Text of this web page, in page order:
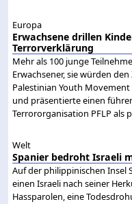
Europa
Erwachsene drillen
Terrorverklärung
Mehr als 100 junge
Erwachsener, sie würden
Palestinian Youth
und präsentierte einen
Terrororganisation PFLP als
Welt
Spanier bedroht Israeli
Auf der philippinischen Insel
einen Israeli nach seiner
Hassparolen, eine